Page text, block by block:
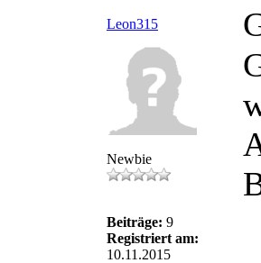
Leon315
Newbie
Beiträge: 9
Registriert am:
10.11.2015